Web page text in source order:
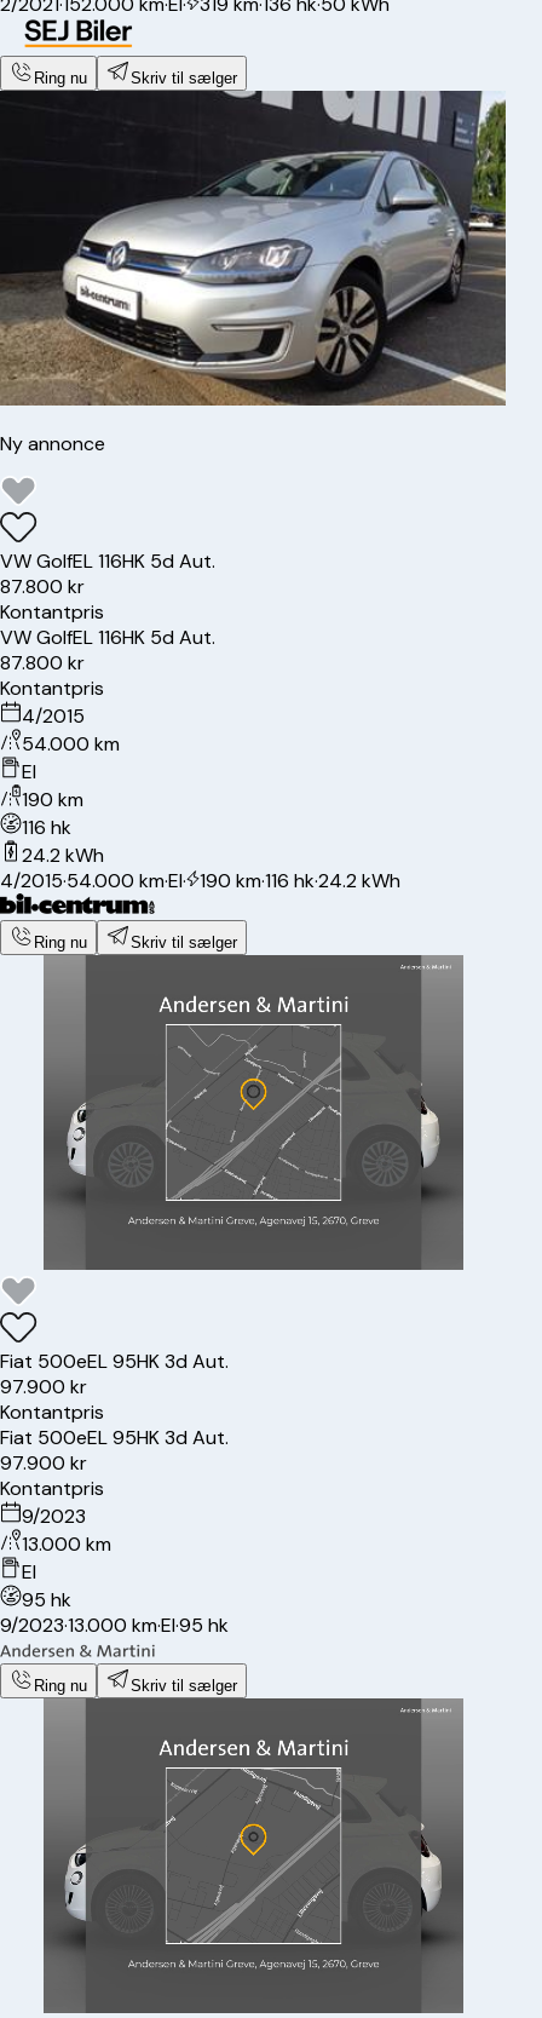
Ring nu Skriv til sælger
Ny annonce
VWGolfEL 116HK 5d Aut.
87.800 kr
Kontantpris
VWGolfEL 116HK 5d Aut.
87.800 kr
Kontantpris
4/2015
54.000 km
El
190 km
116 hk
24.2 kWh
4/2015·54.000 km·El· 190 km·116 hk·24.2 kWh
Ring nu Skriv til sælger
Fiat 500eEL 95HK 3d Aut.
97.900 kr
Kontantpris
Fiat 500eEL 95HK 3d Aut.
97.900 kr
Kontantpris
9/2023
13.000 km
El
95 hk
9/2023·13.000 km·El·95 hk
Ring nu Skriv til sælger